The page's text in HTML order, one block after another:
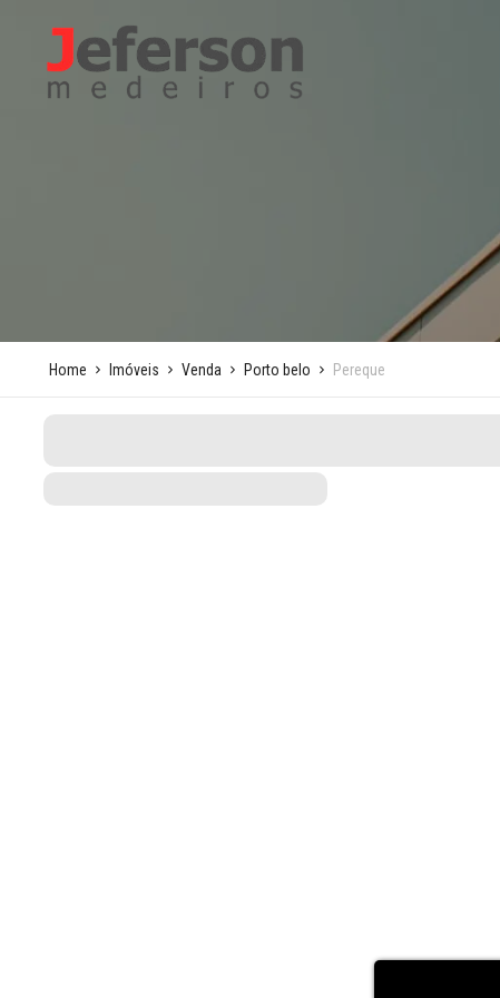
Home Imóveis Venda Porto belo Pereque